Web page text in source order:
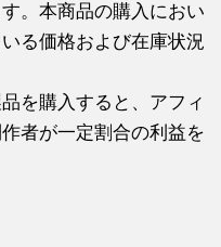
。本商品の購入におい
る価格および在庫状況
を購入すると、アフィ
者が一定割合の利益を